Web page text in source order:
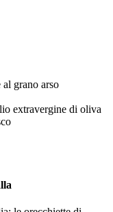
grano arso
extravergine di oliva